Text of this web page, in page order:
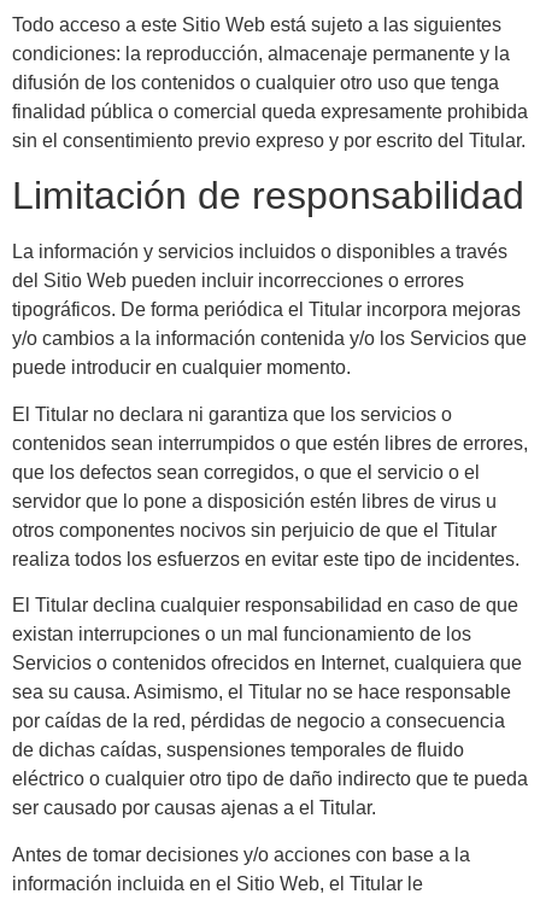
Todo acceso a este Sitio Web está sujeto a las siguientes
condiciones: la reproducción, almacenaje permanente y la
difusión de los contenidos o cualquier otro uso que tenga
finalidad pública o comercial queda expresamente prohibida
sin el consentimiento previo expreso y por escrito del Titular.
Limitación de responsabilidad
La información y servicios incluidos o disponibles a través
del Sitio Web pueden incluir incorrecciones o errores
tipográficos. De forma periódica el Titular incorpora mejoras
y/o cambios a la información contenida y/o los Servicios que
puede introducir en cualquier momento.
El Titular no declara ni garantiza que los servicios o
contenidos sean interrumpidos o que estén libres de errores,
que los defectos sean corregidos, o que el servicio o el
servidor que lo pone a disposición estén libres de virus u
otros componentes nocivos sin perjuicio de que el Titular
realiza todos los esfuerzos en evitar este tipo de incidentes.
El Titular declina cualquier responsabilidad en caso de que
existan interrupciones o un mal funcionamiento de los
Servicios o contenidos ofrecidos en Internet, cualquiera que
sea su causa. Asimismo, el Titular no se hace responsable
por caídas de la red, pérdidas de negocio a consecuencia
de dichas caídas, suspensiones temporales de fluido
eléctrico o cualquier otro tipo de daño indirecto que te pueda
ser causado por causas ajenas a el Titular.
Antes de tomar decisiones y/o acciones con base a la
información incluida en el Sitio Web, el Titular le